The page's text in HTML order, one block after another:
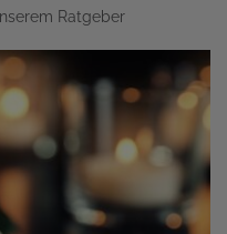
Ratgeber